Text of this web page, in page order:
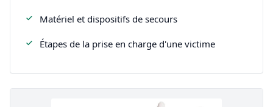
Matériel et dispositifs de secours
Étapes de la prise en charge d'une victime